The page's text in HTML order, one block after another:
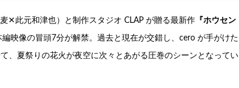
✕此元和津也）と制作スタジオ CLAP が贈る最新作 『ホウセン
映像の冒頭7分が解禁。過去と現在が交錯し、cero が手がけた
、夏祭りの花火が夜空に次々とあがる圧巻のシーンとなってい